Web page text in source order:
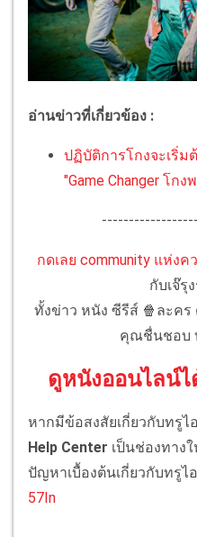
อ่านข่าวที่เกี่ยวข้อง :
ปฏิบัติการโกงจะเริ่
"Game Changer โกง
กดเลย community แห่งค
กับเจ๊รุ
ทั้งข่าว หนัง ซีรีส์ 🍿ละค
คุณชื่นชอบ
ดูหนังออนไลน์ไ
หากมีข้อสงสัยเกี่ยวกับทรูไ
Help Center เป็นช่องทาง
ปัญหาเบื้องต้นเกี่ยวกับทรูไ
57In